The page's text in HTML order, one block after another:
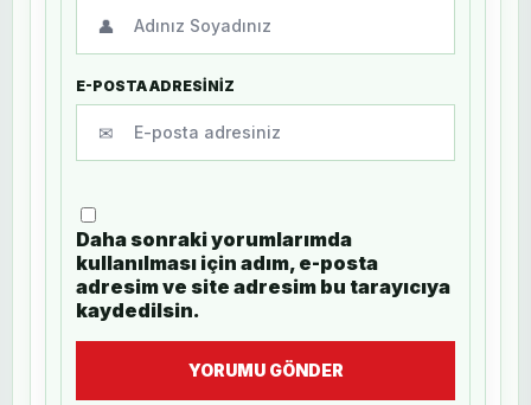
👤
E-POSTA ADRESİNİZ
✉
Daha sonraki yorumlarımda
kullanılması için adım, e-posta
adresim ve site adresim bu tarayıcıya
kaydedilsin.
YORUMU GÖNDER